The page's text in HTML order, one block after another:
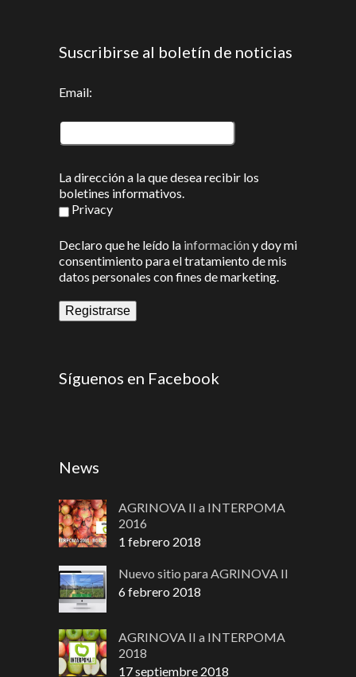
Suscribirse al boletín de noticias
Email:
La dirección a la que desea recibir los
boletines informativos.
Privacy
Declaro que he leído la informacióny doy mi
consentimiento para el tratamiento de mis
datos personales con fines de marketing.
Síguenos en Facebook
News
AGRINOVA II a INTERPOMA
2016
1 febrero 2018
Nuevo sitio para AGRINOVA II
6 febrero 2018
AGRINOVA II a INTERPOMA
2018
17 septiembre 2018